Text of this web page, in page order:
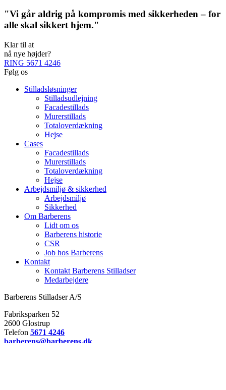
"Vi går aldrig på kompromis med sikkerheden – for
alle skal sikkert hjem."
Klar til at
nå nye højder?
RING 5671 4246
Følg os
Stilladsløsninger
Stilladsudlejning
Facadestillads
Murerstillads
Totaloverdækning
Hejse
Cases
Facadestillads
Murerstillads
Totaloverdækning
Hejse
Arbejdsmiljø & sikkerhed
Arbejdsmiljø
Sikkerhed
Om Barberens
Lidt om os
Barberens historie
CSR
Job hos Barberens
Kontakt
Kontakt Barberens Stilladser
Medarbejdere
Barberens Stilladser A/S
Fabriksparken 52
2600 Glostrup
Telefon 5671 4246
barberens@barberens.dk